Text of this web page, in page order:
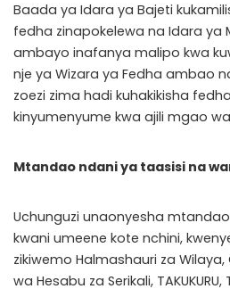
Baada ya Idara ya Bajeti
fedha zinapokelewa na Idara ya
ambayo inafanya malipo kwa
nje ya Wizara ya Fedha ambao
zoezi zima hadi kuhakikisha
kinyumenyume kwa ajili mgao
Mtandao ndani ya taasisi na
Uchunguzi unaonyesha
kwani umeene kote nchini,
zikiwemo Halmashauri za Wilaya,
wa Hesabu za Serikali,